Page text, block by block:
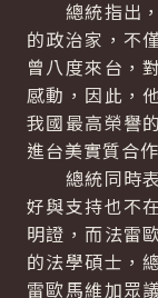
總統指出，
的政治家，不
曾八度來台，
感動，因此，
我國最高榮譽
進台美實質合
總統同時表
好與支持也不
明證，而法雷
的法學碩士，
雷歐馬維加眾